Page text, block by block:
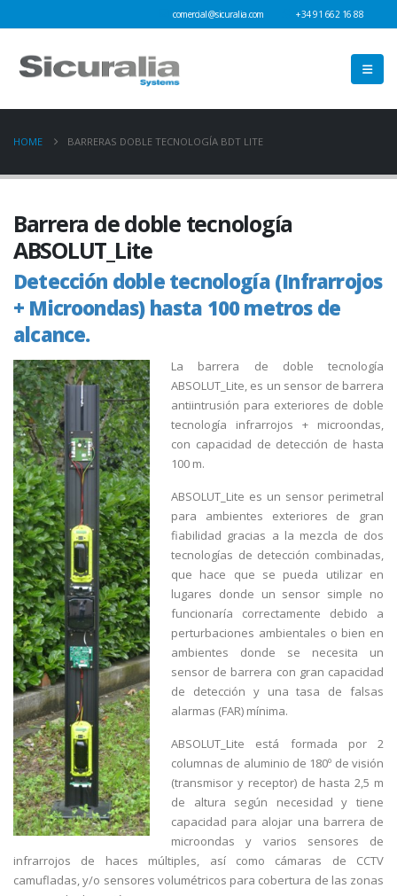
comercial@sicuralia.com +34 91 662 16 88
HOME BARRERAS DOBLE TECNOLOGÍA BDT LITE
Barrera de doble tecnología
ABSOLUT_Lite
Detección doble tecnología (Infrarrojos
+ Microondas) hasta 100 metros de
alcance.
La barrera de doble tecnología
ABSOLUT_Lite, es un sensor de barrera
antiintrusión para exteriores de doble
tecnología infrarrojos + microondas,
con capacidad de detección de hasta
100 m.
ABSOLUT_Lite es un sensor perimetral
para ambientes exteriores de gran
fiabilidad gracias a la mezcla de dos
tecnologías de detección combinadas,
que hace que se pueda utilizar en
lugares donde un sensor simple no
funcionaría correctamente debido a
perturbaciones ambientales o bien en
ambientes donde se necesita un
sensor de barrera con gran capacidad
de detección y una tasa de falsas
alarmas (FAR) mínima.
ABSOLUT_Lite está formada por 2
columnas de aluminio de 180º de visión
(transmisor y receptor) de hasta 2,5 m
de altura según necesidad y tiene
capacidad para alojar una barrera de
microondas y varios sensores de
infrarrojos de haces múltiples, así como cámaras de CCTV
camufladas, y/o sensores volumétricos para cobertura de las zonas